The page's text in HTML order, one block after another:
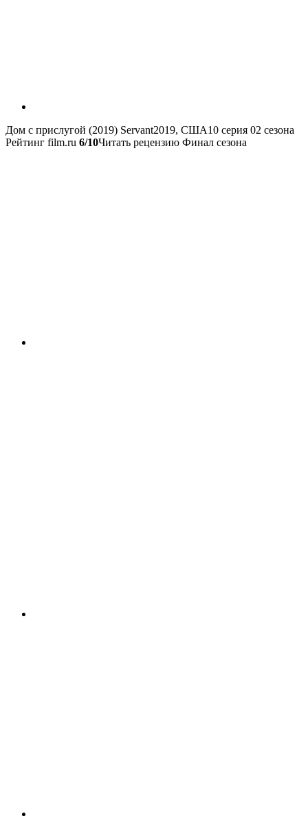
Дом с прислугой (2019) Servant2019, США10 серия 02 сезона
Рейтинг film.ru 6/10Читать рецензию Финал сезона